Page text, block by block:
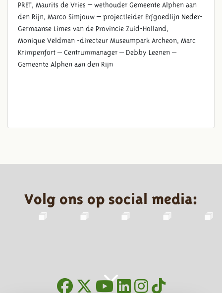
PRET, Maurits de Vries – wethouder Gemeente Alphen aan
den Rijn, Marco Simjouw – projectleider Erfgoedlijn Neder-
Germaanse Limes van de Provincie Zuid-Holland,
Monique Veldman -directeur Museumpark Archeon, Marc
Krimpenfort – Centrummanager – Debby Leenen –
Gemeente Alphen aan den Rijn
Volg ons op social media: